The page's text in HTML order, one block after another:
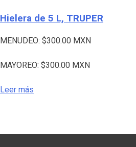
Hielera de 5 L, TRUPER
MENUDEO: $300.00 MXN
MAYOREO: $300.00 MXN
Leer más